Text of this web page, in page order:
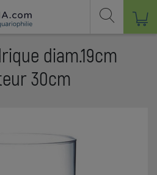
diam.19cm
30cm